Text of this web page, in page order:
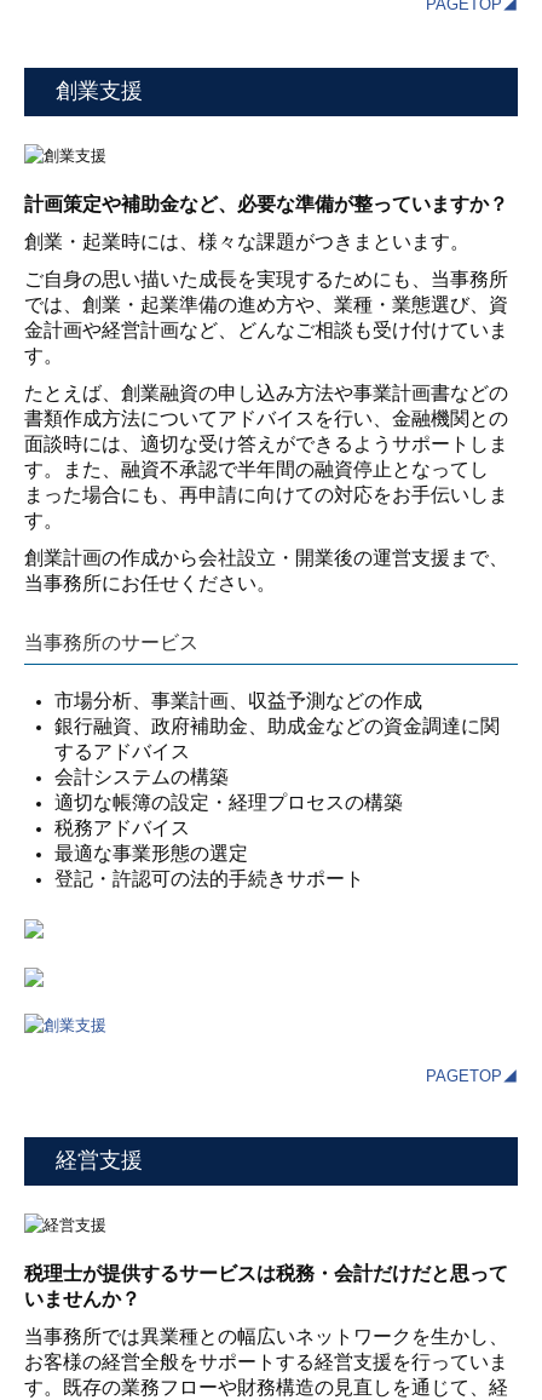
PAGETOP◢
創業支援
計画策定や補助金など、必要な準備が整っていますか？
創業・起業時には、様々な課題がつきまといます。
ご自身の思い描いた成長を実現するためにも、当事務所
では、創業・起業準備の進め方や、業種・業態選び、資
金計画や経営計画など、どんなご相談も受け付けていま
す。
たとえば、創業融資の申し込み方法や事業計画書などの
書類作成方法についてアドバイスを行い、金融機関との
面談時には、適切な受け答えができるようサポートしま
す。また、融資不承認で半年間の融資停止となってし
まった場合にも、再申請に向けての対応をお手伝いしま
す。
創業計画の作成から会社設立・開業後の運営支援まで、
当事務所にお任せください。
当事務所のサービス
市場分析、事業計画、収益予測などの作成
銀行融資、政府補助金、助成金などの資金調達に関
するアドバイス
会計システムの構築
適切な帳簿の設定・経理プロセスの構築
税務アドバイス
最適な事業形態の選定
登記・許認可の法的手続きサポート
PAGETOP◢
経営支援
税理士が提供するサービスは税務・会計だけだと思って
いませんか？
当事務所では異業種との幅広いネットワークを生かし、
お客様の経営全般をサポートする経営支援を行っていま
す。既存の業務フローや財務構造の見直しを通じて、経